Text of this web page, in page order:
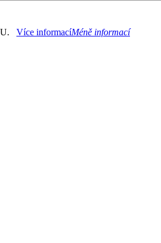
Více informacíMéně informací